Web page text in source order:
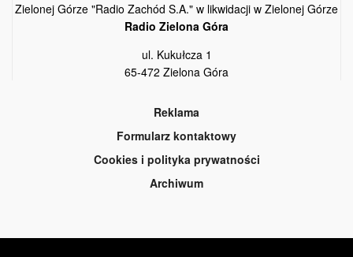
Zielonej Górze "Radio Zachód S.A." w likwidacji w Zielonej Górze
Radio Zielona Góra
ul. Kukułcza 1
65-472 Zielona Góra
Reklama
Formularz kontaktowy
Cookies i polityka prywatności
Archiwum